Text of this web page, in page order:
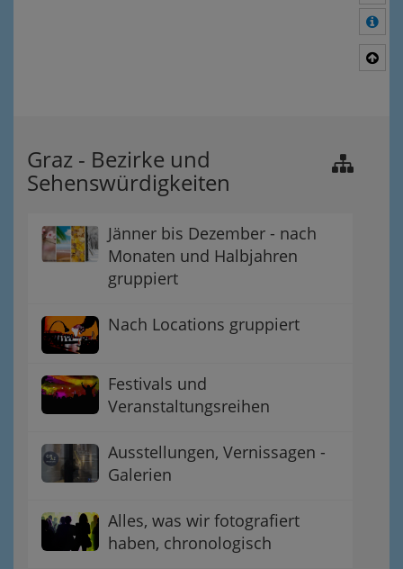
Graz - Bezirke und
Sehenswürdigkeiten
Jänner bis Dezember - nach
Monaten und Halbjahren
gruppiert
Nach Locations gruppiert
Festivals und
Veranstaltungsreihen
Ausstellungen, Vernissagen -
Galerien
Alles, was wir fotografiert
haben, chronologisch